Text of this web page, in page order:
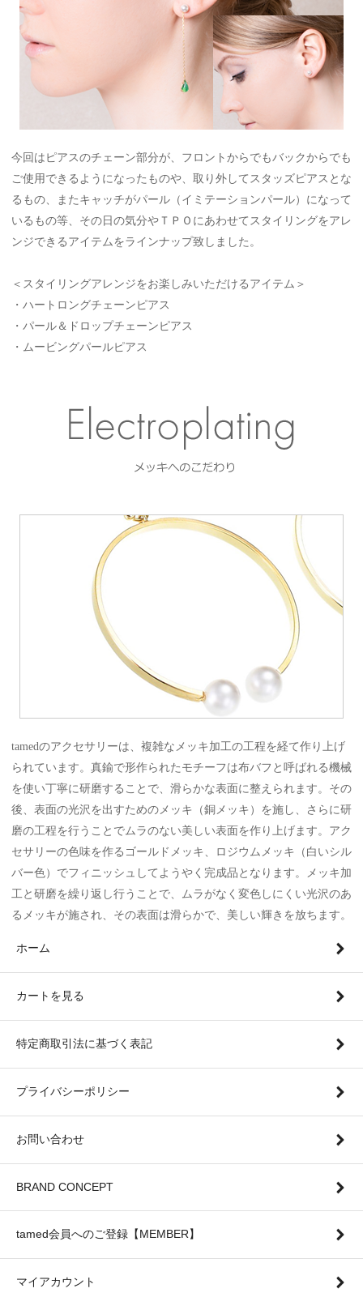
今回はピアスのチェーン部分が、フロントからでもバックからでも
ご使用できるようになったものや、取り外してスタッズピアスとな
るもの、またキャッチがパール（イミテーションパール）になって
いるもの等、その日の気分やＴＰＯにあわせてスタイリングをアレ
ンジできるアイテムをラインナップ致しました。
＜スタイリングアレンジをお楽しみいただけるアイテム＞
・ハートロングチェーンピアス
・パール＆ドロップチェーンピアス
・ムービングパールピアス
tamedのアクセサリーは、複雑なメッキ加工の工程を経て作り上げ
られています。真鍮で形作られたモチーフは布バフと呼ばれる機械
を使い丁寧に研磨することで、滑らかな表面に整えられます。その
後、表面の光沢を出すためのメッキ（銅メッキ）を施し、さらに研
磨の工程を行うことでムラのない美しい表面を作り上げます。アク
セサリーの色味を作るゴールドメッキ、ロジウムメッキ（白いシル
バー色）でフィニッシュしてようやく完成品となります。メッキ加
工と研磨を繰り返し行うことで、ムラがなく変色しにくい光沢のあ
るメッキが施され、その表面は滑らかで、美しい輝きを放ちます。
ホーム
カートを見る
特定商取引法に基づく表記
プライバシーポリシー
お問い合わせ
BRAND CONCEPT
tamed会員へのご登録【MEMBER】
マイアカウント